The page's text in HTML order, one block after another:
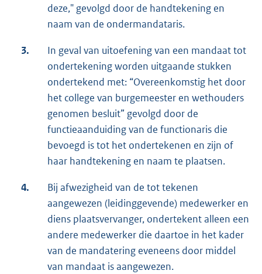
deze," gevolgd door de handtekening en
naam van de ondermandataris.
3.
In geval van uitoefening van een mandaat tot
ondertekening worden uitgaande stukken
ondertekend met: “Overeenkomstig het door
het college van burgemeester en wethouders
genomen besluit” gevolgd door de
functieaanduiding van de functionaris die
bevoegd is tot het ondertekenen en zijn of
haar handtekening en naam te plaatsen.
4.
Bij afwezigheid van de tot tekenen
aangewezen (leidinggevende) medewerker en
diens plaatsvervanger, ondertekent alleen een
andere medewerker die daartoe in het kader
van de mandatering eveneens door middel
van mandaat is aangewezen.